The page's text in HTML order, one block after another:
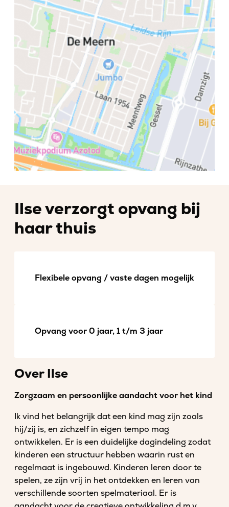
Ilse verzorgt opvang bij
haar thuis
Flexibele opvang / vaste dagen mogelijk
Opvang voor 0 jaar, 1 t/m 3 jaar
Over Ilse
Zorgzaam en persoonlijke aandacht voor het kind
Ik vind het belangrijk dat een kind mag zijn zoals
hij/zij is, en zichzelf in eigen tempo mag
ontwikkelen. Er is een duidelijke dagindeling zodat
kinderen een structuur hebben waarin rust en
regelmaat is ingebouwd. Kinderen leren door te
spelen, ze zijn vrij in het ontdekken en leren van
verschillende soorten spelmateriaal. Er is